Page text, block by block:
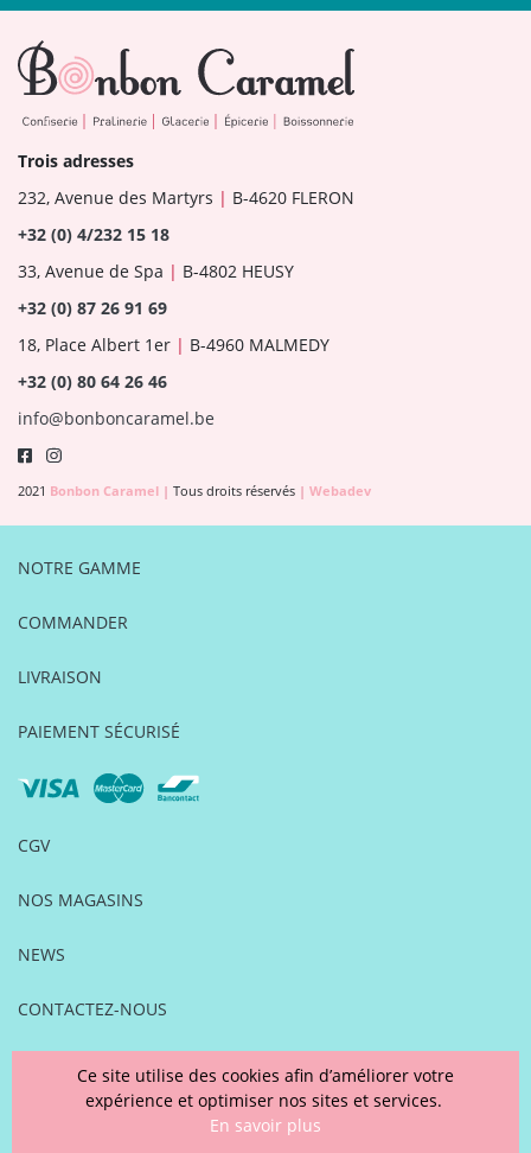
Trois adresses
232, Avenue des Martyrs | B-4620 FLERON
+32 (0) 4/232 15 18
33, Avenue de Spa | B-4802 HEUSY
+32 (0) 87 26 91 69
18, Place Albert 1er | B-4960 MALMEDY
+32 (0) 80 64 26 46
info@bonboncaramel.be
2021 Bonbon Caramel | Tous droits réservés | Webadev
NOTRE GAMME
COMMANDER
LIVRAISON
PAIEMENT SÉCURISÉ
CGV
NOS MAGASINS
NEWS
CONTACTEZ-NOUS
FOIRE AUX QUESTIONS
Ce site utilise des cookies afin d’améliorer votre
expérience et optimiser nos sites et services.
En savoir plus